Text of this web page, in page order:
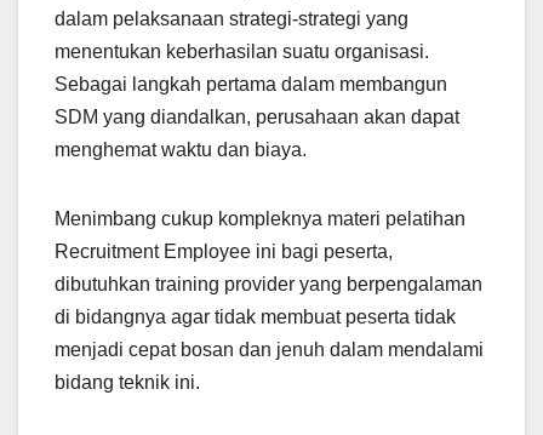
dalam pelaksanaan strategi-strategi yang
menentukan keberhasilan suatu organisasi.
Sebagai langkah pertama dalam membangun
SDM yang diandalkan, perusahaan akan dapat
menghemat waktu dan biaya.
Menimbang cukup kompleknya materi pelatihan
Recruitment Employee ini bagi peserta,
dibutuhkan training provider yang berpengalaman
di bidangnya agar tidak membuat peserta tidak
menjadi cepat bosan dan jenuh dalam mendalami
bidang teknik ini.